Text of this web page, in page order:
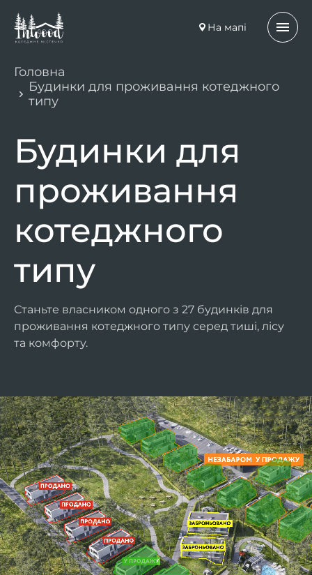
На мапі
Головна
Будинки для проживання котеджного
типу
Будинки для
проживання
котеджного
типу
Станьте власником одного з 27 будинків для
проживання котеджного типу серед тиші, лісу
та комфорту.